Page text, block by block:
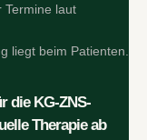
Termine laut
liegt beim Patienten.
die KG-ZNS-
Therapie ab